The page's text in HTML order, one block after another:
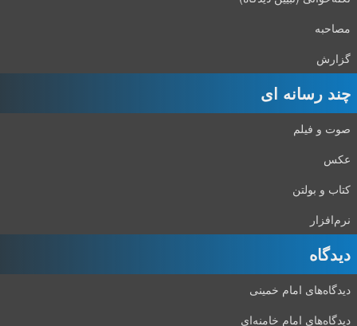
مصاحبه
گزارش
چند رسانه ای
صوت و فیلم
عکس
کتاب و بولتن
نرم‌افزار
دیدگاه‌
دیدگاه‌های امام خمینی
دیدگاه‌های امام خامنه‌ای